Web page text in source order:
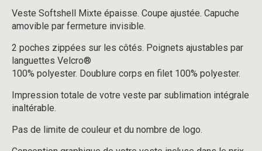
Veste Softshell Mixte épaisse. Coupe ajustée. Capuche
amovible par fermeture invisible.
2 poches zippées sur les côtés. Poignets ajustables par
languettes Velcro®
100% polyester. Doublure corps en filet 100% polyester.
Impression totale de votre veste par sublimation intégrale
inaltérable.
Pas de limite de couleur et du nombre de logo.